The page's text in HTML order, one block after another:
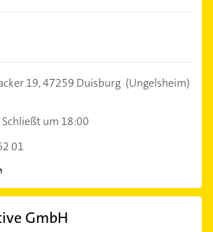
19,47259 Duisburg (Ungelsheim)
Schließt um 18:00
01
GmbH